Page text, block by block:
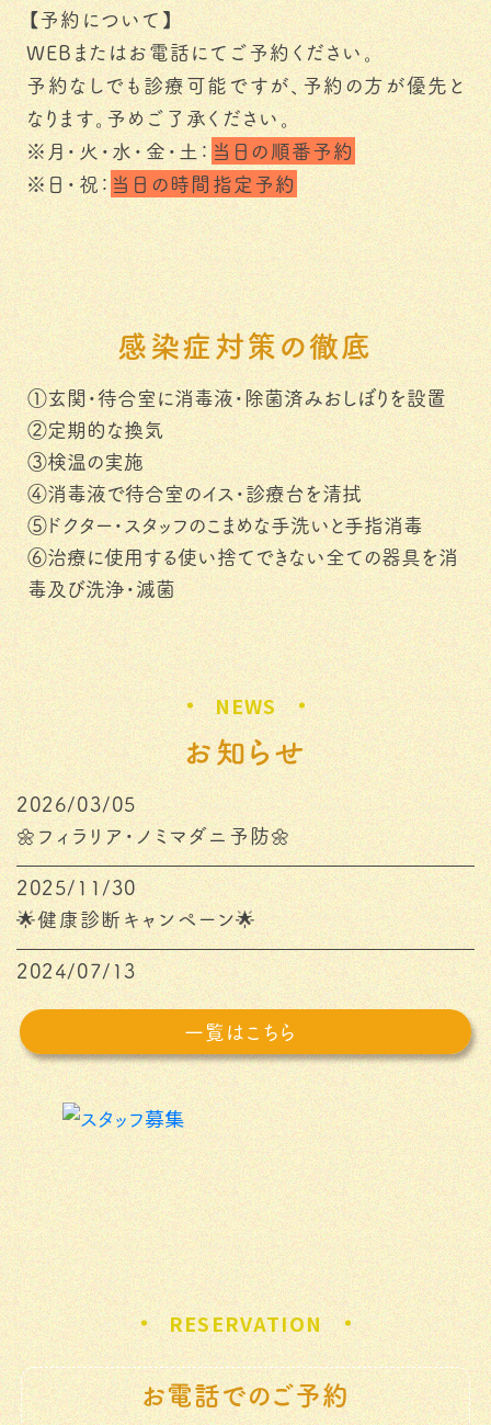
【予約について】
WEBまたはお電話にてご予約ください。
予約なしでも診療可能ですが、予約の方が優先と
なります。予めご了承ください。
※月・火・水・金・土： 当日の順番予約
※日・祝： 当日の時間指定予約
感染症対策の徹底
①玄関・待合室に消毒液・除菌済みおしぼりを設置
②定期的な換気
③検温の実施
④消毒液で待合室のイス・診療台を清拭
⑤ドクター・スタッフのこまめな手洗いと手指消毒
⑥治療に使用する使い捨てできない全ての器具を消
毒及び洗浄・滅菌
NEWS
お知らせ
一覧はこちら
2026/03/05
🌼フィラリア・ノミマダニ予防🌼
2025/11/30
🌟健康診断キャンペーン🌟
2024/07/13
⭐診療時間変更のお知らせ⭐
2024/06/26
RESERVATION
お電話でのご予約